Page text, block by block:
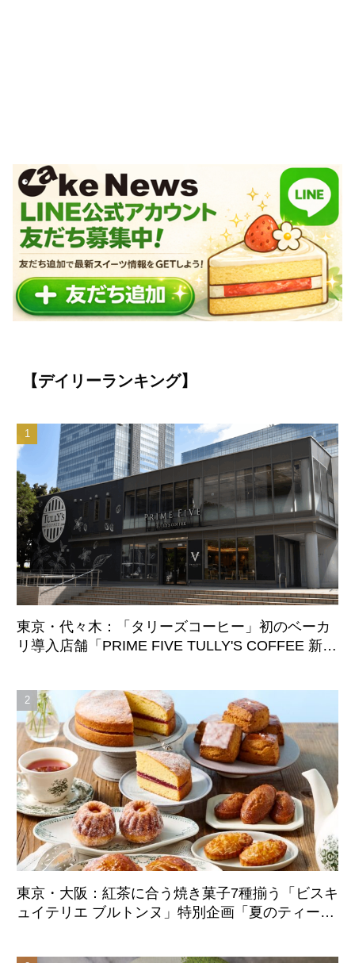
【デイリーランキング】
東京・代々木：「タリーズコーヒー」初のベーカ
リ導入店舗「PRIME FIVE TULLY'S COFFEE 新宿
東京・大阪：紅茶に合う焼き菓子7種揃う「ビスキ
ュイテリエ ブルトンヌ」特別企画「夏のティーパ